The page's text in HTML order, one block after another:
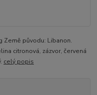
Země původu: Libanon.
citronová, zázvor, červená
celý popis